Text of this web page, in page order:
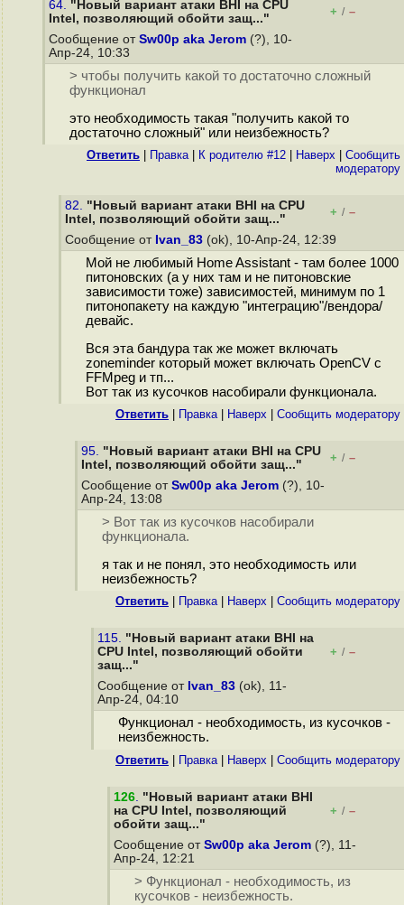
64. "Новый вариант атаки BHI на CPU
Intel, позволяющий обойти защ..."
+ / –
Сообщение от Sw00p aka Jerom (?), 10-
Апр-24, 10:33
> чтобы получить какой то достаточно сложный
функционал
это необходимость такая "получить какой то
достаточно сложный" или неизбежность?
Ответить Правка| К родителю #12 Наверх
Cообщить
модератору
82. "Новый вариант атаки BHI на CPU
Intel, позволяющий обойти защ..."
+ / –
Сообщение от Ivan_83 (ok), 10-Апр-24, 12:39
Мой не любимый Home Assistant - там более 1000
питоновских (а у них там и не питоновские
зависимости тоже) зависимостей, минимум по 1
питонопакету на каждую "интеграцию"/вендора/
девайс.
Вся эта бандура так же может включать
zoneminder который может включать OpenCV с
FFMpeg и тп...
Вот так из кусочков насобирали функционала.
Ответить Правка| Наверх Cообщить модератору
95. "Новый вариант атаки BHI на CPU
Intel, позволяющий обойти защ..."
+ / –
Сообщение от Sw00p aka Jerom (?), 10-
Апр-24, 13:08
> Вот так из кусочков насобирали
функционала.
я так и не понял, это необходимость или
неизбежность?
Ответить Правка| Наверх Cообщить модератору
115. "Новый вариант атаки BHI на
CPU Intel, позволяющий обойти
защ..."
+ / –
Сообщение от Ivan_83 (ok), 11-
Апр-24, 04:10
Функционал - необходимость, из кусочков -
неизбежность.
Ответить Правка| Наверх Cообщить модератору
126. "Новый вариант атаки BHI
на CPU Intel, позволяющий
обойти защ..."
+ / –
Сообщение от Sw00p aka Jerom (?), 11-
Апр-24, 12:21
> Функционал - необходимость, из
кусочков - неизбежность.